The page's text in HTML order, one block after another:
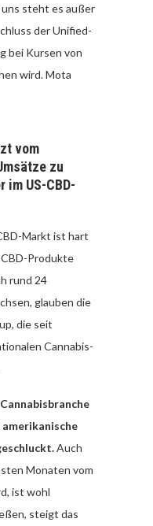
uns steht es außer
der Unified-
bei Kursen von
wird. Mota
vom
zu
im US-CBD-
Markt ist hart
Produkte
rund 24
glauben die
die seit
Cannabis-
Auch
Monaten vom
ist wohl
steigt das